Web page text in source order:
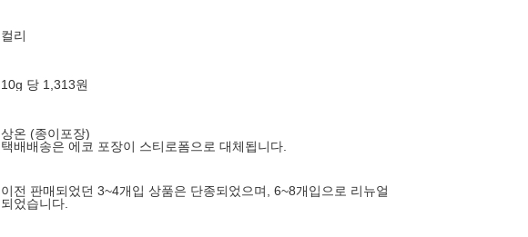
컬리
10g 당 1,313원
상온 (종이포장)
택배배송은 에코 포장이 스티로폼으로 대체됩니다.
이전 판매되었던 3~4개입 상품은 단종되었으며, 6~8개입으로 리뉴얼
되었습니다.